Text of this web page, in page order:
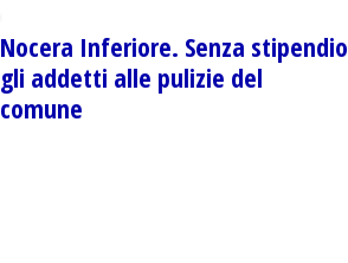
Nocera Inferiore. Senza stipendio
gli addetti alle pulizie del
comune